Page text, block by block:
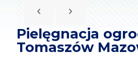
Pielęgnacja
Tomaszów